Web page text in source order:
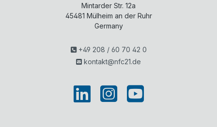
Mintarder Str. 12a
45481 Mülheim an der Ruhr
Germany
+49 208 / 60 70 42 0
kontakt@nfc21.de